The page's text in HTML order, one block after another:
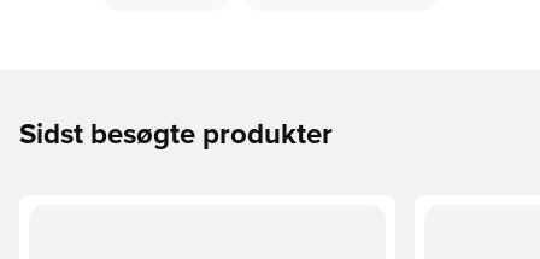
Sidst besøgte produkter